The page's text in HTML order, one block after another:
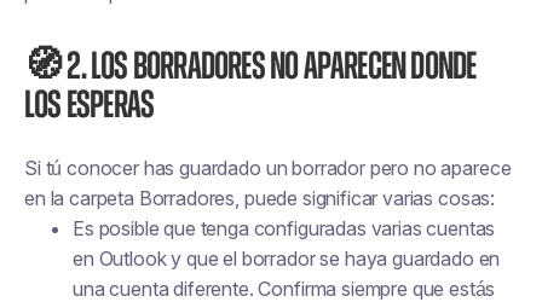
🧭 2. Los borradores no aparecen donde
los esperas
Si túconocerhas guardado un borrador pero no aparece
en la carpeta Borradores, puede significar varias cosas:
Es posible que tenga configuradas varias cuentas
en Outlook y que el borrador se haya guardado en
una cuenta diferente. Confirma siempre que estás